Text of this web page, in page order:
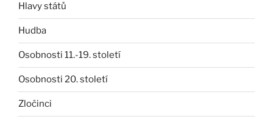
Hlavy států
Hudba
Osobnosti 11.-19. století
Osobnosti 20. století
Zločinci